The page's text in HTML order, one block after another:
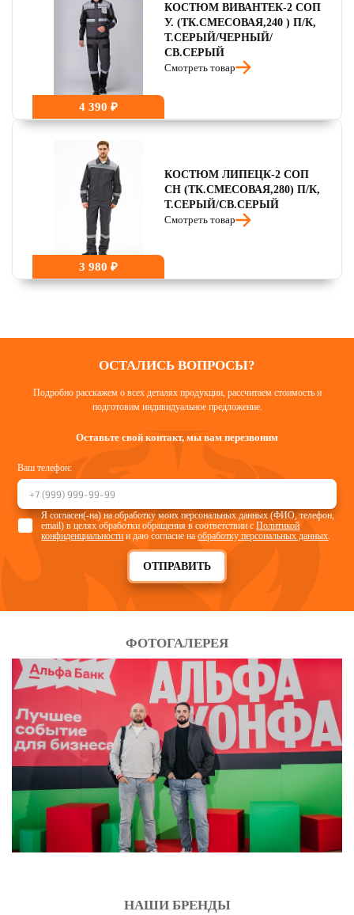
4 390 ₽
КОСТЮМ ВИВАНТЕК-2 СОП
У. (ТК.СМЕСОВАЯ,240 ) П/К,
Т.СЕРЫЙ/ЧЕРНЫЙ/
СВ.СЕРЫЙ
Смотреть товар
3 980 ₽
КОСТЮМ ЛИПЕЦК-2 СОП
CH (ТК.СМЕСОВАЯ,280) П/К,
Т.СЕРЫЙ/СВ.СЕРЫЙ
Смотреть товар
ОСТАЛИСЬ ВОПРОСЫ?
Подробно расскажем о всех деталях продукции, рассчитаем стоимость и
подготовим индивидуальное предложение.
Оставьте свой контакт, мы вам перезвоним
Ваш телефон:
ОТПРАВИТЬ
Я согласен(-на) на обработку моих персональных данных (ФИО, телефон,
email) в целях обработки обращения в соответствии сПолитикой
конфиденциальности и даю согласие наобработку персональных данных
ФОТОГАЛЕРЕЯ
НАШИ БРЕНДЫ